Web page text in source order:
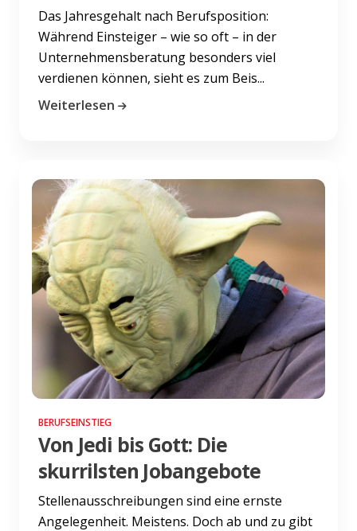
Das Jahresgehalt nach Berufsposition:
Während Einsteiger – wie so oft – in der
Unternehmensberatung besonders viel
verdienen können, sieht es zum Beis...
Weiterlesen
BERUFSEINSTIEG
Von Jedi bis Gott: Die
skurrilsten Jobangebote
Stellenausschreibungen sind eine ernste
Angelegenheit. Meistens. Doch ab und zu gibt